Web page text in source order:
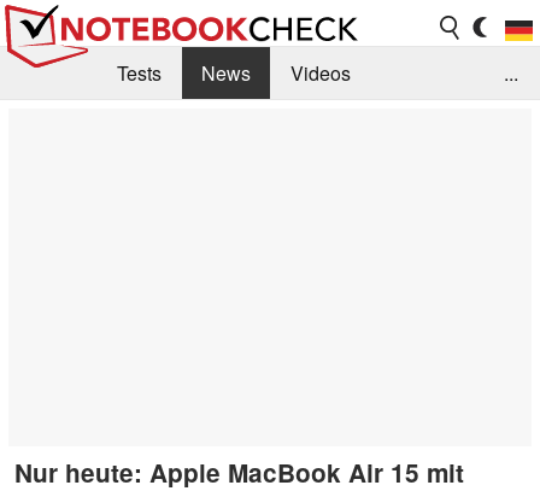
Tests News
Videos
...
Nur heute: Apple MacBook Air 15 mit